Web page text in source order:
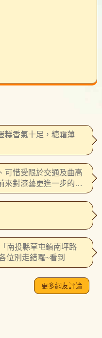
糕香氣十足，糖霜薄
可惜受限於交通及曲高
來對漆藝更進一步的認
南投縣草屯鎮南坪路
位別走錯囉~看到
更多網友評論